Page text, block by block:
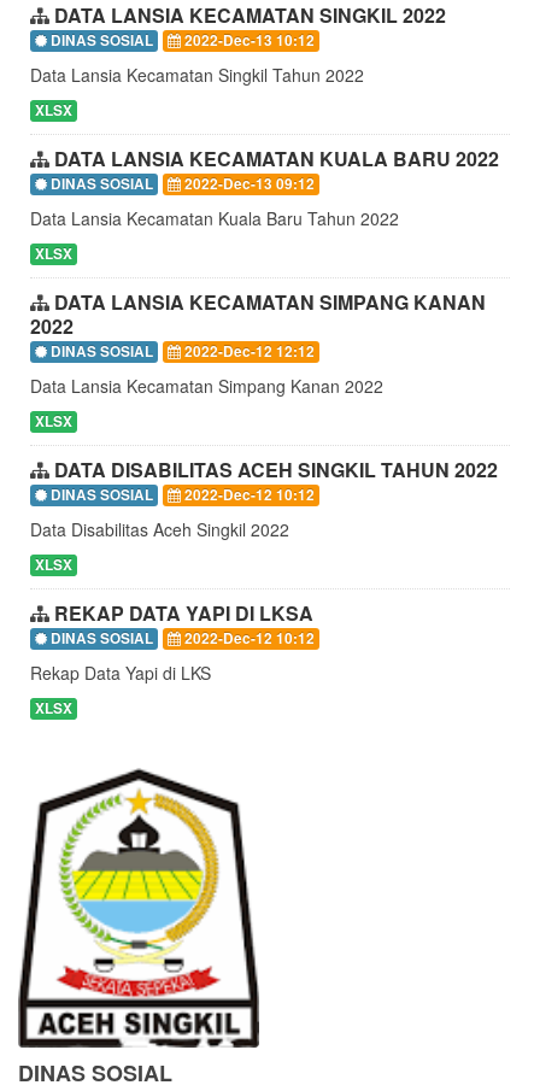
DATA LANSIA KECAMATAN SINGKIL 2022
DINAS SOSIAL 2022-Dec-13 10:12
Data Lansia Kecamatan Singkil Tahun 2022
XLSX
DATA LANSIA KECAMATAN KUALA BARU 2022
DINAS SOSIAL 2022-Dec-13 09:12
Data Lansia Kecamatan Kuala Baru Tahun 2022
XLSX
DATA LANSIA KECAMATAN SIMPANG KANAN
2022
DINAS SOSIAL 2022-Dec-12 12:12
Data Lansia Kecamatan Simpang Kanan 2022
XLSX
DATA DISABILITAS ACEH SINGKIL TAHUN 2022
DINAS SOSIAL 2022-Dec-12 10:12
Data Disabilitas Aceh Singkil 2022
XLSX
REKAP DATA YAPI DI LKSA
DINAS SOSIAL 2022-Dec-12 10:12
Rekap Data Yapi di LKS
XLSX
DINAS SOSIAL